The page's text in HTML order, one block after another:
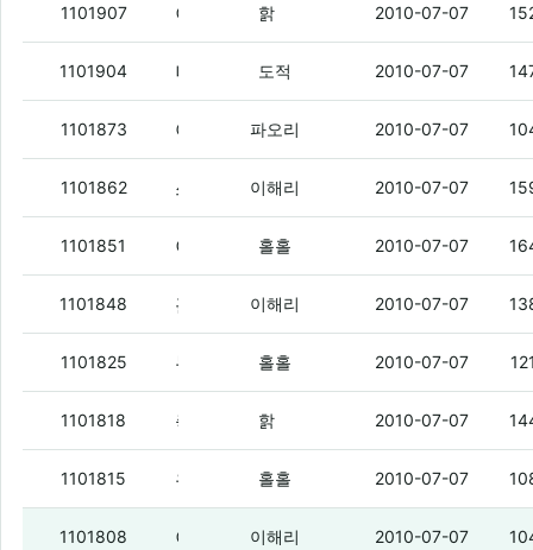
1101907 핡 2010-07-07
1101904 도적 2010-07-07
1101873 (9)
파오리 2010-07-07
1101862 이해리 2010-07-07
1101851 (1)
홀홀 2010-07-07
1101848 이해리 2010-07-07
1101825 (2)
홀홀 2010-07-07
1101818 핡 2010-07-07
1101815 홀홀 2010-07-07
1101808 이해리 2010-07-07